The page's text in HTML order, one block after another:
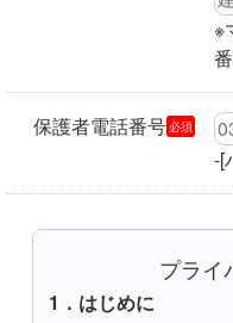
※
保護者電話番号必須
-[
プライ
1．はじめに